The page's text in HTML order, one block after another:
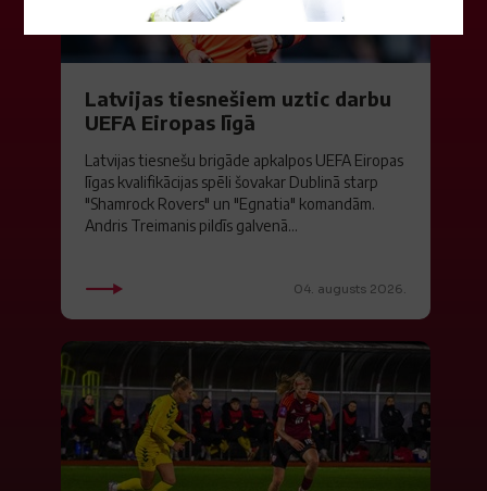
Latvijas tiesnešiem uztic darbu
UEFA Eiropas līgā
Latvijas tiesnešu brigāde apkalpos UEFA Eiropas
līgas kvalifikācijas spēli šovakar Dublinā starp
"Shamrock Rovers" un "Egnatia" komandām.
Andris Treimanis pildīs galvenā...
04. augusts 2026.